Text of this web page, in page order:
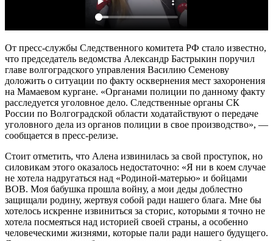
От пресс-службы Следственного комитета РФ стало известно,
что председатель ведомства Александр Бастрыкин поручил
главе волгоградского управления Василию Семенову
доложить о ситуации по факту осквернения мест захоронения
на Мамаевом кургане. «Органами полиции по данному факту
расследуется уголовное дело. Следственные органы СК
России по Волгоградской области ходатайствуют о передаче
уголовного дела из органов полиции в свое производство», —
сообщается в пресс-релизе.
Стоит отметить, что Алена извинилась за свой проступок, но
силовикам этого оказалось недостаточно: «Я ни в коем случае
не хотела надругаться над «Родиной-матерью» и бойцами
ВОВ. Моя бабушка прошла войну, а мои деды доблестно
защищали родину, жертвуя собой ради нашего блага. Мне бы
хотелось искренне извиниться за сторис, которыми я точно не
хотела посмеяться над историей своей страны, а особенно
человеческими жизнями, которые пали ради нашего будущего.